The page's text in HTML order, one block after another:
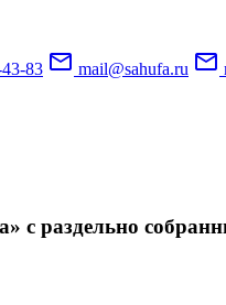
83 mail_outline mail@sahufa.ru mail_outline
с раздельно